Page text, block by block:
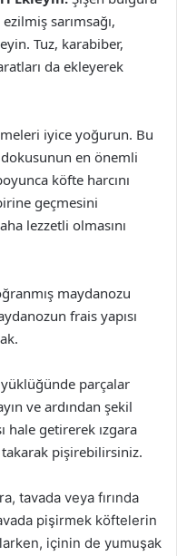
sarımsağı,
Tuz, karabiber,
da ekleyerek
iyice yoğurun. Bu
en önemli
köfte harcını
geçmesini
lezzetli olmasını
maydanozu
frais yapısı
parçalar
ve ardından şekil
hale getirerek ızgara
pişirebilirsiniz.
tavada veya fırında
pişirmek köftelerin
içinin de yumuşak